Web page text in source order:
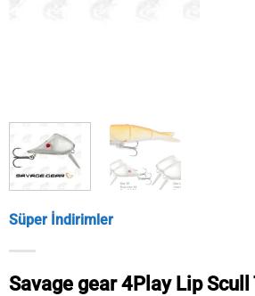
Süper İndirimler
Savage gear 4Play Lip Scull